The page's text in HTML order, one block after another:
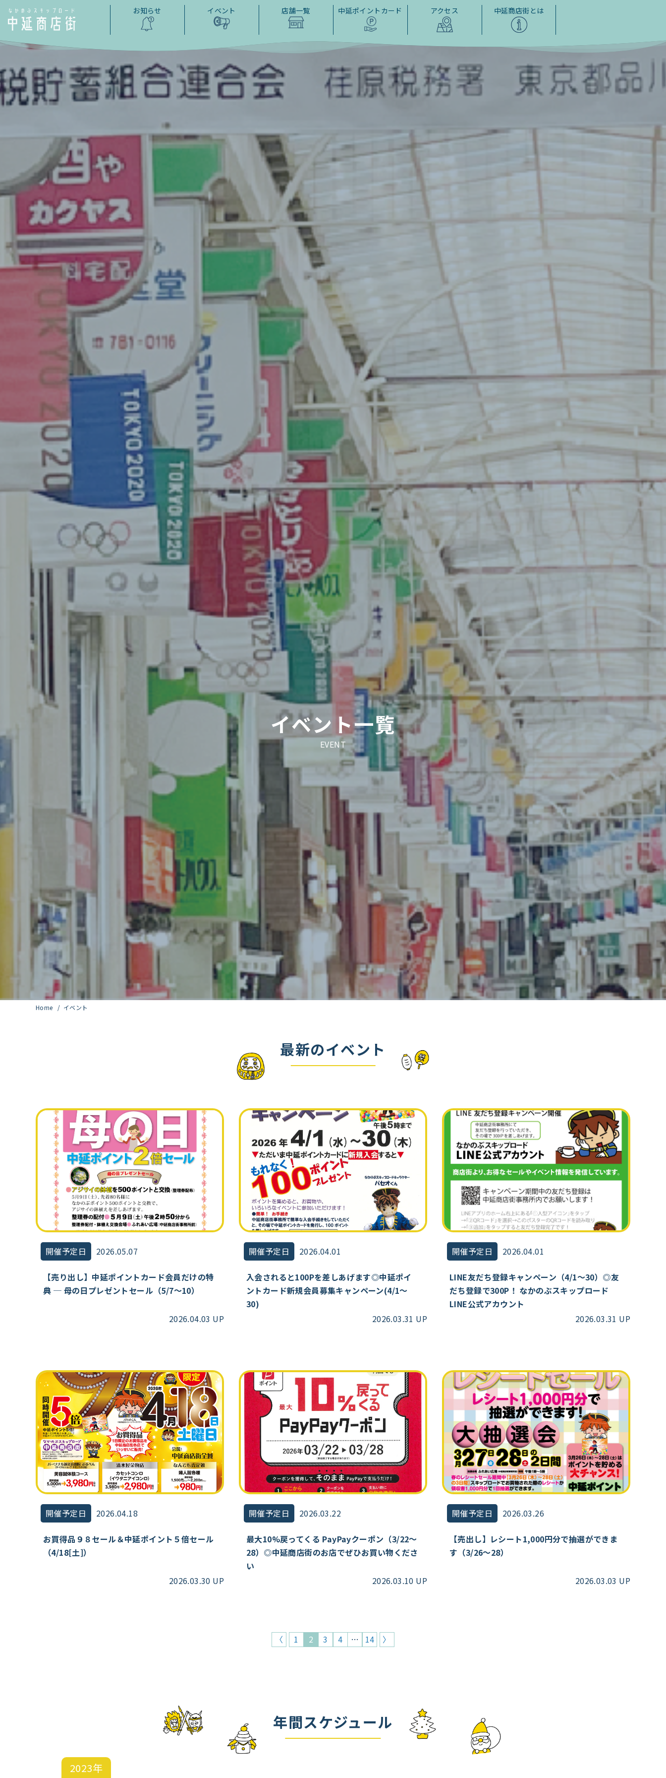
お知らせ イベント 店舗一覧 中延ポイントカード アクセス 中延商店街とは
イベント一覧
EVENT
Home イベント
最新のイベント
開催予定日 2026.05.07
【売り出し】中延ポイントカード会員だけの特
典 ─ 母の日プレゼントセール（5/7～10）
2026.04.03 UP
開催予定日 2026.04.01
入会されると100Pを差しあげます◎中延ポイ
ントカード新規会員募集キャンペーン(4/1～
30)
2026.03.31 UP
開催予定日 2026.04.01
LINE友だち登録キャンペーン（4/1～30）◎友
だち登録で300P！ なかのぶスキップロード
LINE公式アカウント
2026.03.31 UP
開催予定日 2026.04.18
お買得品９８セール＆中延ポイント５倍セール
（4/18[土]）
2026.03.30 UP
開催予定日 2026.03.22
最大10%戻ってくる PayPayクーポン（3/22～
28）◎中延商店街のお店でぜひお買い物くださ
い
2026.03.10 UP
開催予定日 2026.03.26
【売出し】レシート1,000円分で抽選ができま
す（3/26～28）
2026.03.03 UP
〈 1 2 3 4 … 14 〉
年間スケジュール
2023年